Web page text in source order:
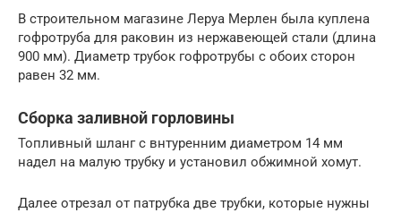
В строительном магазине Леруа Мерлен была куплена
гофротруба для раковин из нержавеющей стали (длина
900 мм). Диаметр трубок гофротрубы с обоих сторон
равен 32 мм.
Сборка заливной горловины
Топливный шланг с внтуренним диаметром 14 мм
надел на малую трубку и установил обжимной хомут.
Далее отрезал от патрубка две трубки, которые нужны